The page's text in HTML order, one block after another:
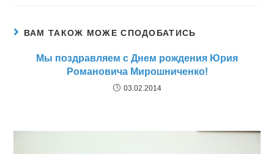
ВАМ ТАКОЖ МОЖЕ СПОДОБАТИСЬ
Мы поздравляем с Днем рождения Юрия
Романовича Мирошниченко!
03.02.2014